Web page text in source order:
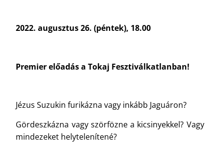
2022. augusztus 26. (péntek), 18.00
Premier előadás a Tokaj Fesztiválkatlanban!
Jézus Suzukin furikázna vagy inkább Jaguáron?
Gördeszkázna vagy szörfözne a kicsinyekkel? Vagy
mindezeket helytelenítené?